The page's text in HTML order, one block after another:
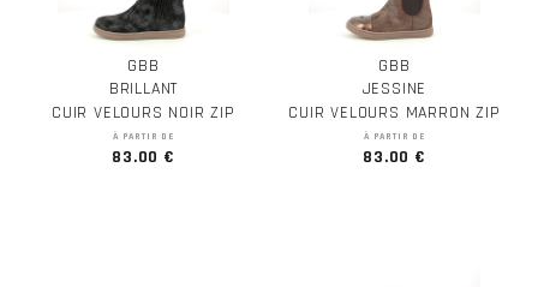
GBB
BRILLANT
CUIR VELOURS NOIR ZIP
À PARTIR DE
83.00 €
GBB
JESSINE
CUIR VELOURS MARRON ZIP
À PARTIR DE
83.00 €